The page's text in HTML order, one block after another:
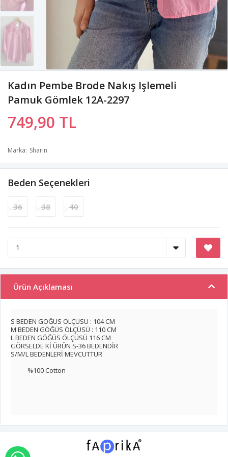
Kadın Pembe Brode Nakış Işlemeli
Pamuk Gömlek 12A-2297
749,90 TL
Marka Sharin
Beden Seçenekleri
36 38 40
Ürün Açıklaması
S BEDEN GÖĞÜS ÖLÇÜSÜ : 104 CM
M BEDEN GÖĞÜS ÖLÇÜSÜ : 110 CM
L BEDEN GÖĞÜS ÖLÇÜSÜ 116 CM
GÖRSELDE Kİ ÜRÜN S-36 BEDENDİR
S/M/L BEDENLERİ MEVCUTTUR
%100 Cotton